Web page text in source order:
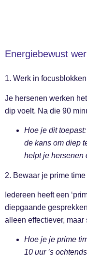
Energiebewust
1. Werk in
Je hersenen werken
dip voelt. Na die 90
Hoe je dit
de kans om diep
helpt je hersenen
2. Bewaar je prime
Iedereen heeft een
diepgaande
alleen effectiever,
Hoe je je prime
10 uur ’s